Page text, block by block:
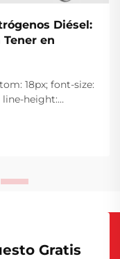
Diésel:
en
18px; font-size:
height:
600; line-
Gratis